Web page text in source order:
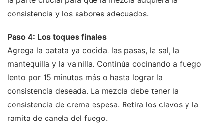
consistencia y los sabores adecuados.
Paso 4: Los toques finales
Agrega la batata ya cocida, las pasas, la sal, la
mantequilla y la vainilla. Continúa cocinando a fuego
lento por 15 minutos más o hasta lograr la
consistencia deseada. La mezcla debe tener la
consistencia de crema espesa. Retira los clavos y la
ramita de canela del fuego.